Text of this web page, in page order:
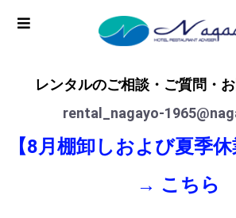
レンタルのご相談・ご質問・
rental_nagayo-
【8月棚卸しおよび夏季休
→ こちら